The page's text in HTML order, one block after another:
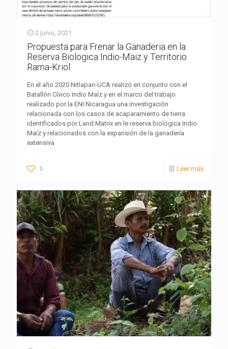
2 junio, 2021
Propuesta para Frenar la Ganaderia en la
Reserva Biologica Indio-Maiz y Territorio
Rama-Kriol
En el año 2020 Nitlapan-UCA realizó en conjunto con el
Batallón Cívico Indio Maíz y en el marco del trabajo
realizado por la ENI Nicaragua una investigación
relacionada con los casos de acaparamiento de tierra
identificados por Land Matrix en le reserva biológica Indio
Maíz y relacionados con la expansión de la ganadería
extensiva
5 Leer más